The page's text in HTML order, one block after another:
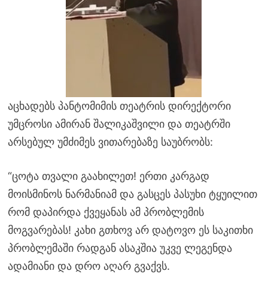
აცხადებს პანტომიმის თეატრის დირექტორი
უმცროსი ამირან შალიკაშვილი და თეატრში
არსებულ უმძიმეს ვითარებაზე საუბრობს:
“ცოტა თვალი გაახილეთ! ერთი კარგად
მოისმინოს ნარმანიამ და გასცეს პასუხი ტყუილით
რომ დაპირდა ქვეყანას ამ პრობლემის
მოგვარებას! კახი გთხოვ არ დატოვო ეს საკითხი
პრობლემაში რადგან ასაკშია უკვე ლეგენდა
ადამიანი და დრო აღარ გვაქვს.